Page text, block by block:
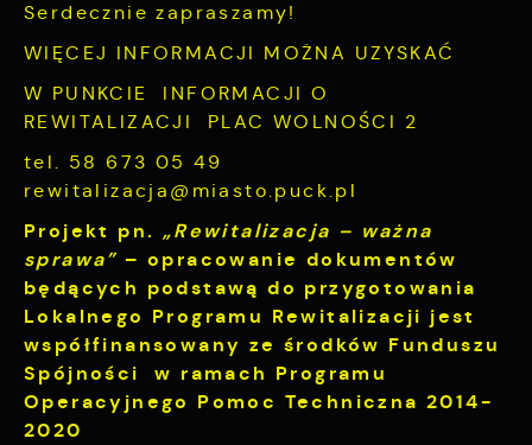
Serdecznie zapraszamy!
WIĘCEJ INFORMACJI MOŻNA UZYSKAĆ
W PUNKCIE INFORMACJI O
REWITALIZACJI PLAC WOLNOŚCI 2
tel. 58 673 05 49
rewitalizacja@miasto.puck.pl
Projekt pn. „Rewitalizacja – ważna
sprawa”– opracowanie dokumentów
będących podstawą do przygotowania
Lokalnego Programu Rewitalizacji jest
współfinansowany ze środków Funduszu
Spójności w ramach Programu
Operacyjnego Pomoc Techniczna 2014-
2020